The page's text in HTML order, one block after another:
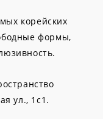
корейских
формы,
ул., 1с1.